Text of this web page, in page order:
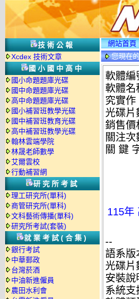
技術公報
Xcdex 技術文章
國小國中高中
國小命題題庫光碟
國中命題題庫光碟
高中命題題庫光碟
國小補習班教學光碟
國中補習班教育光碟
高中補習班教學光碟
翰林雲端學院
林晟老師數學
艾爾雲校
行動補習網
研究所考試
理工研究所(單科)
商管研究所(單科)
文科藝術傳播(單科)
研究所考試(套裝)
就業考試(合集)
銀行考試
中華郵政
台灣菸酒
中油新進僱員
農田水利會
網站首頁
您現在
軟體編
軟體名
究實作
光碟片
銷售價
關注次
關 鍵
115年
--
語系版
光碟片
安裝說
系統支